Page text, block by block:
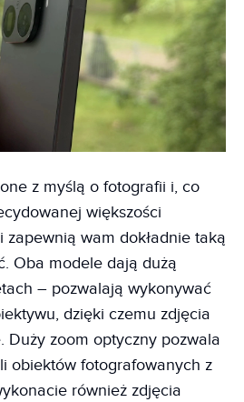
z myślą o fotografii i, co
większości
wam dokładnie taką
Oba modele dają dużą
– pozwalają wykonywać
dzięki czemu zdjęcia
Duży zoom optyczny pozwala
obiektów fotografowanych z
również zdjęcia